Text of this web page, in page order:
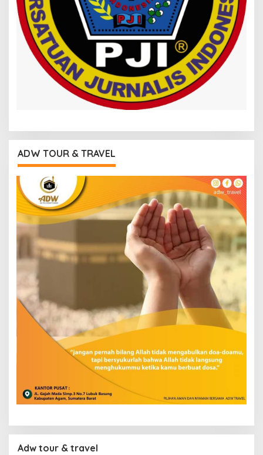
ADW TOUR & TRAVEL
Adw tour & travel